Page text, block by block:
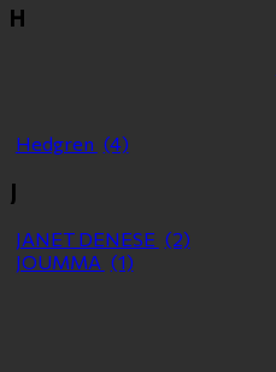
H
Hedgren (4)
J
JANET DENESE (2)
JOUMMA (1)